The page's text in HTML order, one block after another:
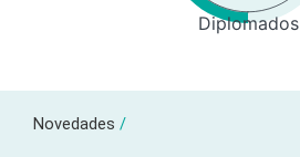
Diplomados
Novedades /